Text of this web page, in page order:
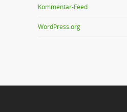
Kommentar-Feed
WordPress.org